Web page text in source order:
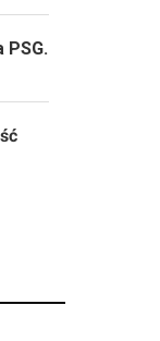
PSG.